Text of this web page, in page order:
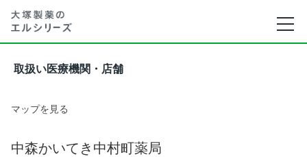
取扱い医療機関・店舗
マップを見る
中森かいてき中村町薬局